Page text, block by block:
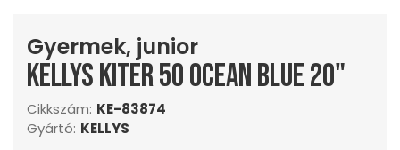
Gyermek, junior
KELLYS Kiter 50 Ocean Blue 20"
Cikkszám: KE-83874
Gyártó: KELLYS